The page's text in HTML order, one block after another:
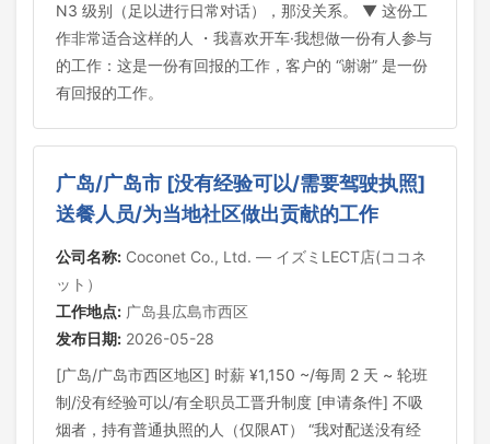
N3 级别（足以进行日常对话），那没关系。 ▼ 这份工
作非常适合这样的人 ・我喜欢开车·我想做一份有人参与
的工作：这是一份有回报的工作，客户的 “谢谢” 是一份
有回报的工作。
广岛/广岛市 [没有经验可以/需要驾驶执照]
送餐人员/为当地社区做出贡献的工作
公司名称: Coconet Co., Ltd. — イズミLECT店(ココネ
ット）
工作地点: 广岛县広島市西区
发布日期: 2026-05-28
[广岛/广岛市西区地区] 时薪 ¥1,150 ~/每周 2 天 ~ 轮班
制/没有经验可以/有全职员工晋升制度 [申请条件] 不吸
烟者，持有普通执照的人（仅限AT） “我对配送没有经